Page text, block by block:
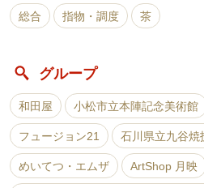
総合 指物・調度 茶
グループ
和田屋 小松市立本陣記念美術館
フュージョン21 石川県立九谷焼
めいてつ・エムザ ArtShop 月映